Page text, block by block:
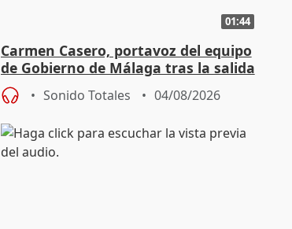
01:44
Carmen Casero, portavoz del equipo
de Gobierno de Málaga tras la salida
de Pérez de Siles
Sonido Totales 04/08/2026